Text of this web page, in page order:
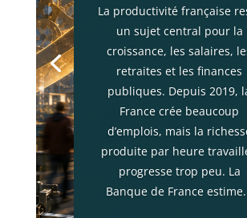
La productivité française
un sujet central pour la
croissance, les salaires,
retraites et les finances
publiques. Depuis 2019,
France crée beaucoup
d’emplois, mais la
produite par heure
progresse trop peu. La
Banque de France
patrimoine,
Populaire| 0 Commentaires
La cession de parts de SCI
de sociétés à
immobilière ne pourra plus
faire par un simple acte
seing privé lorsque la
entrera en vigueur. Le
adopté impose un acte
authentique, un acte